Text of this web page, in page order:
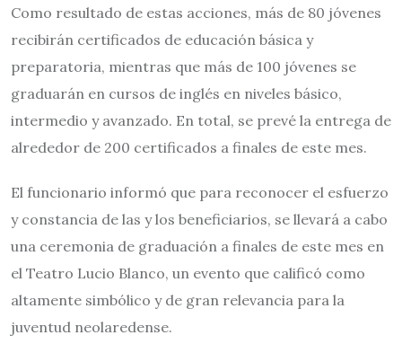
Como resultado de estas acciones, más de 80 jóvenes
recibirán certificados de educación básica y
preparatoria, mientras que más de 100 jóvenes se
graduarán en cursos de inglés en niveles básico,
intermedio y avanzado. En total, se prevé la entrega de
alrededor de 200 certificados a finales de este mes.
El funcionario informó que para reconocer el esfuerzo
y constancia de las y los beneficiarios, se llevará a cabo
una ceremonia de graduación a finales de este mes en
el Teatro Lucio Blanco, un evento que calificó como
altamente simbólico y de gran relevancia para la
juventud neolaredense.